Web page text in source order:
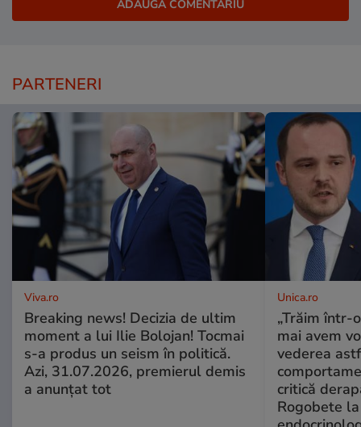
PARTENERI
Viva.ro
Breaking news! Decizia de ultim
moment a lui Ilie Bolojan! Tocmai
s-a produs un seism în politică.
Azi, 31.07.2026, premierul demis
a anunțat tot
Unica.ro
„Trăim într-
mai avem
vederea
critică
Rogobete